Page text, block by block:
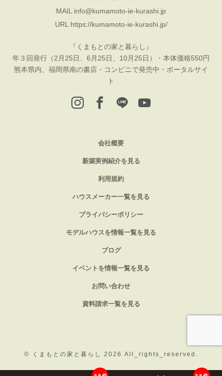
MAIL info@kumamoto-ie-kurashi.jp
URL https://kumamoto-ie-kurashi.jp/
『くまもとの家と暮らし』
年３回発行（2月25日、6月25日、10月25日）・本体価格550円
熊本県内、福岡県南の書店・コンビニで発売中・ポータルサイ
ト
会社概要
新築実例紹介を見る
利用規約
ハウスメーカー一覧を見る
プライバシーポリシー
モデルハウスを情報一覧を見る
ブログ
イベントを情報一覧を見る
お問い合わせ
資料請求一覧を見る
© くまもとの家と暮らし 2026 All_rights_reserved.